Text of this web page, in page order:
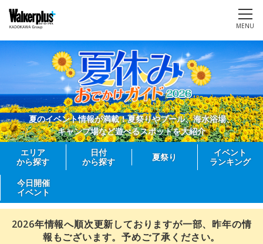
MENU
夏のイベント情報が満載！夏祭りやプール、海水浴場、
キャンプ場など遊べるスポットを大紹介
エリア
から探す
日付
から探す
夏祭り
イベント
ランキング
今日開催
イベント
2026年情報へ順次更新しておりますが一部、昨年の情
報もございます。予めご了承ください。